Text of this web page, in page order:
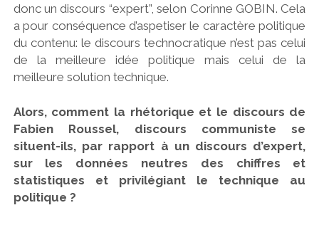
donc un discours “expert”, selon Corinne GOBIN. Cela
a pour conséquence d’aspetiser le caractère politique
du contenu: le discours technocratique n’est pas celui
de la meilleure idée politique mais celui de la
meilleure solution technique.
Alors, comment la rhétorique et le discours de
Fabien Roussel, discours communiste se
situent-ils, par rapport à un discours d’expert,
sur les données neutres des chiffres et
statistiques et privilégiant le technique au
politique ?